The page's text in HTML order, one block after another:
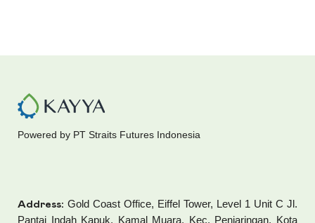
Powered by PT Straits Futures Indonesia
Address: Gold Coast Office, Eiffel Tower, Level 1 Unit C Jl.
Pantai Indah Kapuk, Kamal Muara, Kec. Penjaringan, Kota